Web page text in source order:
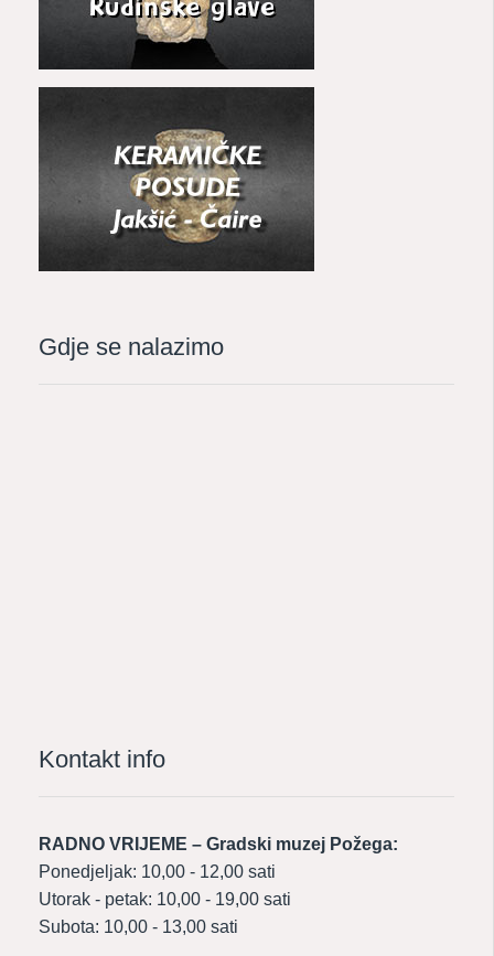
Gdje se nalazimo
Kontakt info
RADNO VRIJEME – Gradski muzej Požega:
Ponedjeljak: 10,00 - 12,00 sati
Utorak - petak: 10,00 - 19,00 sati
Subota: 10,00 - 13,00 sati